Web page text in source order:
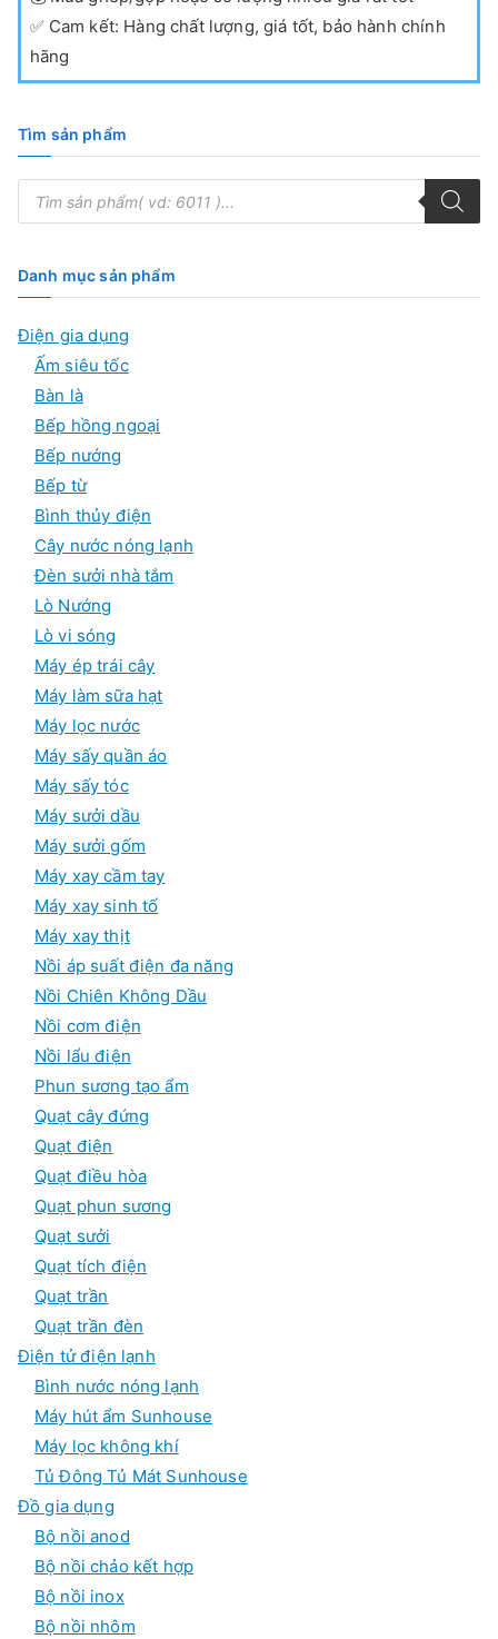
✅ Cam kết: Hàng chất lượng, giá tốt, bảo hành chính
hãng
Tìm sản phẩm
T
m
ế
m
s
n
Danh mục sản phẩm
Điện gia dụng
Ấm siêu tốc
Bàn là
Bếp hồng ngoại
Bếp nướng
Bếp từ
Bình thủy điện
Cây nước nóng lạnh
Đèn sưởi nhà tắm
Lò Nướng
Lò vi sóng
Máy ép trái cây
Máy làm sữa hạt
Máy lọc nước
Máy sấy quần áo
Máy sấy tóc
Máy sưởi dầu
Máy sưởi gốm
Máy xay cầm tay
Máy xay sinh tố
Máy xay thịt
Nồi áp suất điện đa năng
Nồi Chiên Không Dầu
Nồi cơm điện
Nồi lẩu điện
Phun sương tạo ẩm
Quạt cây đứng
Quạt điện
Quạt điều hòa
Quạt phun sương
Quạt sưởi
Quạt tích điện
Quạt trần
Quạt trần đèn
Điện tử điện lạnh
Bình nước nóng lạnh
Máy hút ẩm Sunhouse
Máy lọc không khí
Tủ Đông Tủ Mát Sunhouse
Đồ gia dụng
Bộ nồi anod
Bộ nồi chảo kết hợp
Bộ nồi inox
Bộ nồi nhôm